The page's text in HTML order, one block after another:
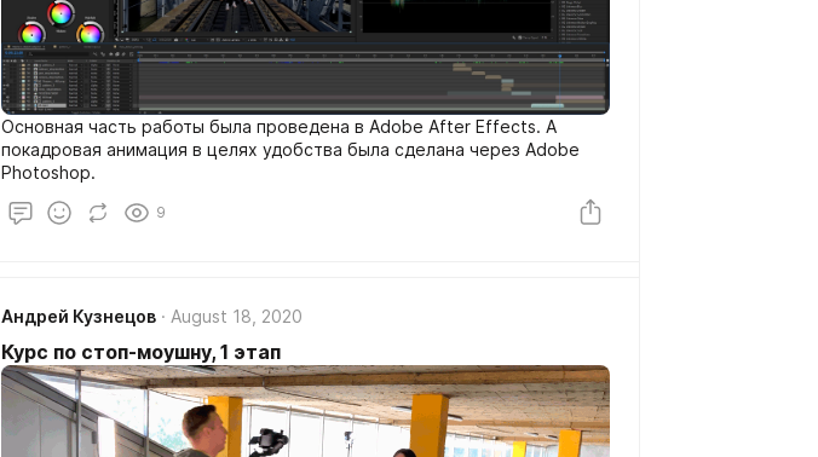
Основная часть работы была проведена в Adobe After Effects. А
покадровая анимация в целях удобства была сделана через Adobe
Photoshop.
9
Андрей Кузнецов August 18, 2020
Курс по стоп-моушну, 1 этап